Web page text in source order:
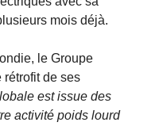
mois déjà.
le Groupe
rétrofit de ses
est issue des
activité poids lourd